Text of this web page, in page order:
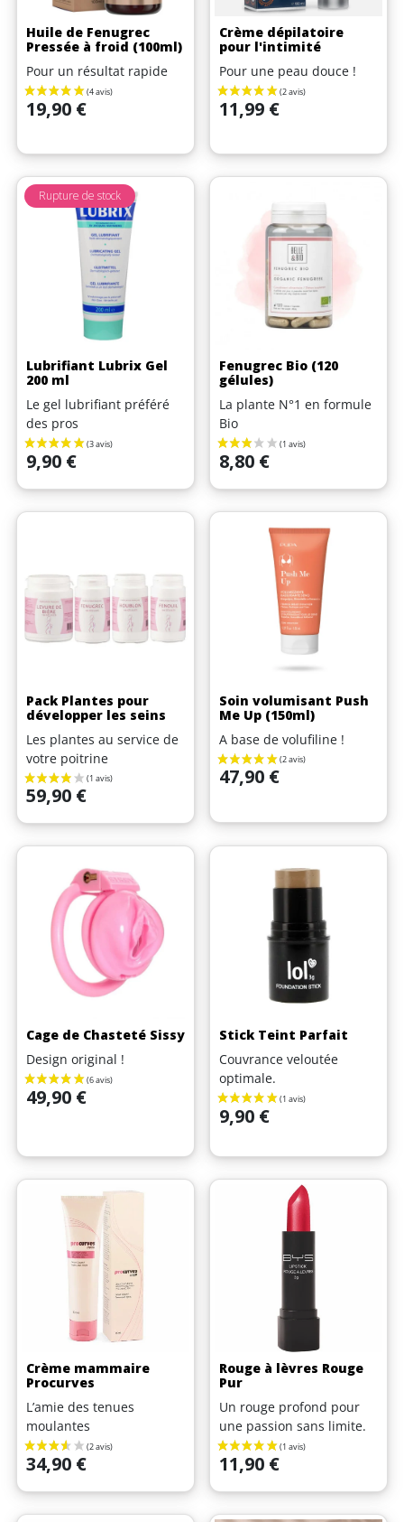
Huile de Fenugrec
Pressée à froid (100ml)
Pour un résultat rapide
Prix
19,90 €
Crème dépilatoire
pour l'intimité
Pour une peau douce !
Prix
11,99 €
Lubrifiant Lubrix Gel
200 ml
Le gel lubrifiant préféré
des pros
Prix
9,90 €
Rupture de stock
Fenugrec Bio (120
gélules)
La plante N°1 en formule
Bio
Prix
8,80 €
Pack Plantes pour
développer les seins
Les plantes au service de
votre poitrine
Prix
59,90 €
Soin volumisant Push
Me Up (150ml)
A base de volufiline !
Prix
47,90 €
Cage de Chasteté Sissy
Design original !
Prix
49,90 €
Stick Teint Parfait
Couvrance veloutée
optimale.
Prix
9,90 €
Crème mammaire
Procurves
L’amie des tenues
moulantes
Prix
34,90 €
Rouge à lèvres Rouge
Pur
Un rouge profond pour
une passion sans limite.
Prix
11,90 €